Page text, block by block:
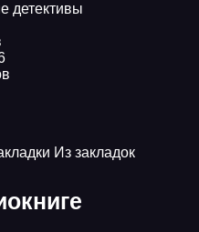
детективы
Из закладок